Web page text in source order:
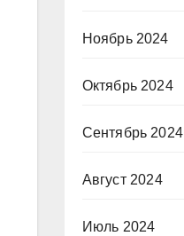
Ноябрь 2024
Октябрь 2024
Сентябрь 2024
Август 2024
Июль 2024